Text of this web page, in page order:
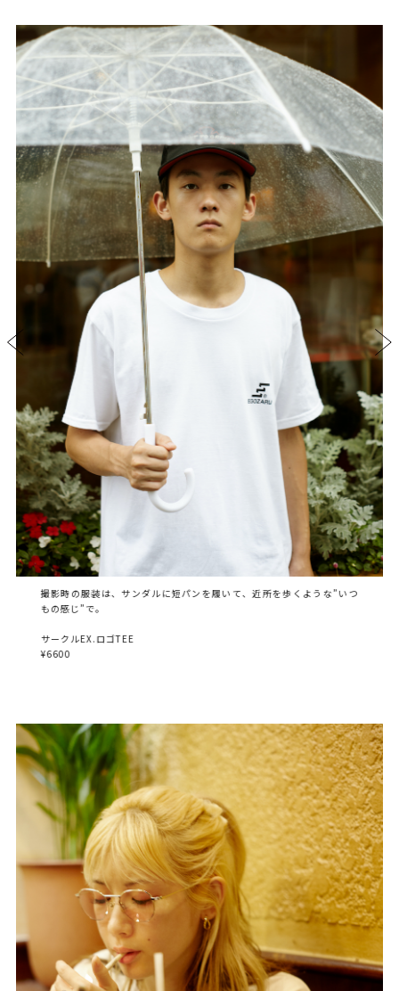
撮影時の服装は、サンダルに短パンを履いて、近所を歩くような”いつ
もの感じ”で。
サークルEX.ロゴTEE
¥6600